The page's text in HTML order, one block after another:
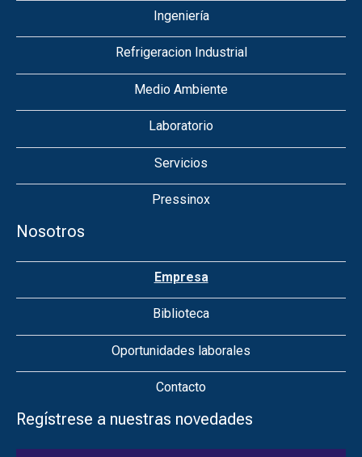
Ingeniería
Refrigeracion Industrial
Medio Ambiente
Laboratorio
Servicios
Pressinox
Nosotros
Empresa
Biblioteca
Oportunidades laborales
Contacto
Regístrese a nuestras novedades